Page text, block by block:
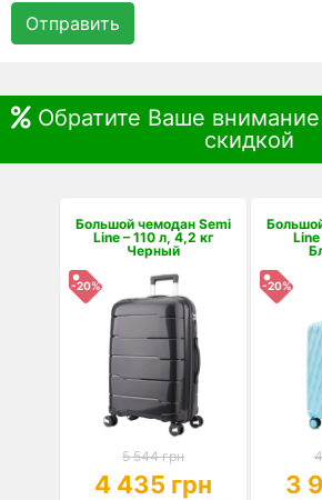
Отправить
Обратите Ваше
скидкой
Большой чемодан Semi
Line – 110 л, 4,2 кг
Черный
-20%
5 544 грн
4 435 грн
-20%
3